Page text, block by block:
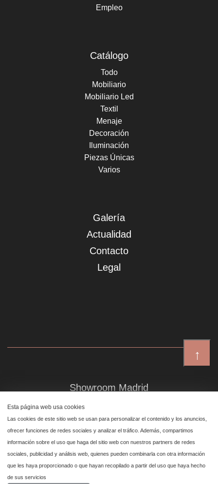
↑
Empleo
Catálogo
Todo
Mobiliario
Mobiliario Led
Textil
Menaje
Decoración
Iluminación
Piezas Únicas
Varios
Galería
Actualidad
Contacto
Legal
Showroom Madrid
Plaza de Canalejas 6, 4 izq
Centro, 28014 Madrid
Showroom Marbella
Polígono Industrial de San Pedro de Alcántara,
calle Reino Unido, primera planta nave 24, 29670 Marbella
Esta página web usa cookies
Las cookies de este sitio web se usan para personalizar el contenido y los anuncios,
ofrecer funciones de redes sociales y analizar el tráfico. Además, compartimos
información sobre el uso que haga del sitio web con nuestros partners de redes
sociales, publicidad y análisis web, quienes pueden combinarla con otra información
que les haya proporcionado o que hayan recopilado a partir del uso que haya hecho
de sus servicios